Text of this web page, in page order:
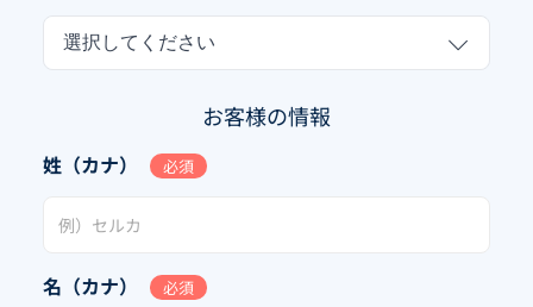
選択してください
お客様の情報
姓（カナ） 必須
名（カナ） 必須